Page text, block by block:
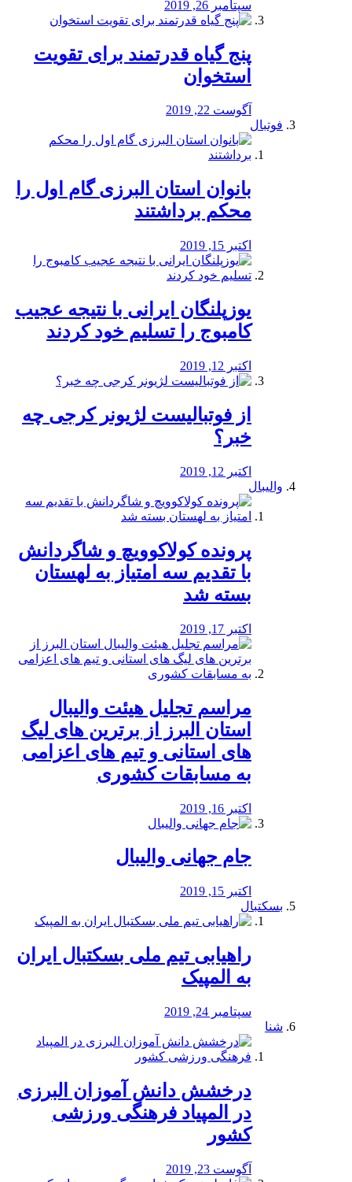
سپتامبر 26, 2019
پنج گیاه قدرتمند برای تقویت
استخوان
آگوست 22, 2019
فوتبال
بانوان استان البرزی گام اول را
محكم برداشتند
اکتبر 15, 2019
یوزپلنگان ایرانی با نتیجه عجیب
کامبوج را تسلیم خود کردند
اکتبر 12, 2019
از فوتبالیست لژیونر کرجی چه
خبر؟
اکتبر 12, 2019
والیبال
پرونده کولاکوویچ و شاگردانش
با تقدیم سه امتیاز به لهستان
بسته شد
اکتبر 17, 2019
مراسم تجلیل هیئت والیبال
استان البرز از برترین های لیگ
های استانی و تیم های اعزامی
به مسابقات کشوری
اکتبر 16, 2019
جام جهانی والیبال
اکتبر 15, 2019
بسکتبال
راهیابی تیم ملی بسکتبال ایران
به المپیک
سپتامبر 24, 2019
شنا
درخشش دانش آموزان البرزی
در المپیاد فرهنگی ورزشی
کشور
آگوست 23, 2019